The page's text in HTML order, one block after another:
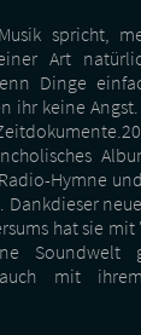
spricht,
Art
Dinge
ihr keine
Hymne
hat sie
Soundwelt
mit